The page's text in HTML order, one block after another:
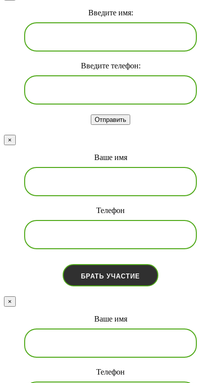
Введите имя:
Введите телефон:
Отправить
×
Ваше имя
Телефон
×
Ваше имя
Телефон